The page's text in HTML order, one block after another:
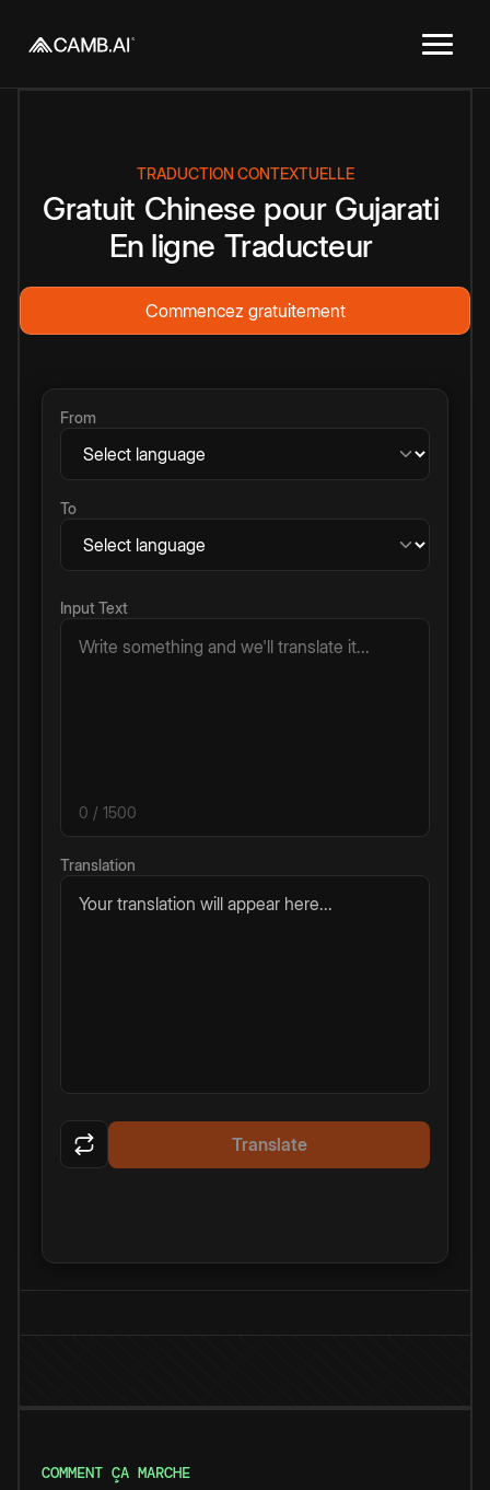
TRADUCTION CONTEXTUELLE
Gratuit Chinese pour Gujarati
En ligne Traducteur
Commencez gratuitement
From
To
Input Text
0 / 1500
Translation
Your translation will appear here...
Translate
COMMENT ÇA MARCHE